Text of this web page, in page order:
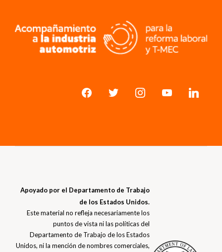
Apoyado por el Departamento de Trabajo
de los Estados Unidos.
Este material no refleja necesariamente los
puntos de vista ni las políticas del
Departamento de Trabajo de los Estados
Unidos, ni la mención de nombres comerciales,